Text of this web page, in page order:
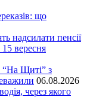
що
надсилати пенсії
вересня
“На Щиті” з
06.08.2026
через якого